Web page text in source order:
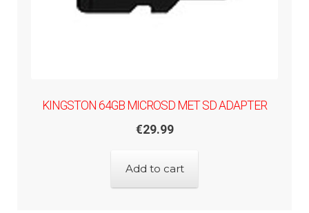
KINGSTON 64GB MICROSD MET SD ADAPTER
€29.99
Add to cart